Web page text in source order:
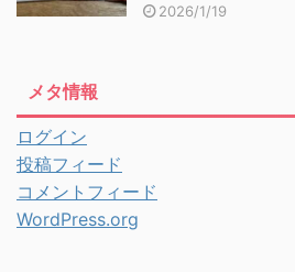
2026/1/19
メタ情報
ログイン
投稿フィード
コメントフィード
WordPress.org